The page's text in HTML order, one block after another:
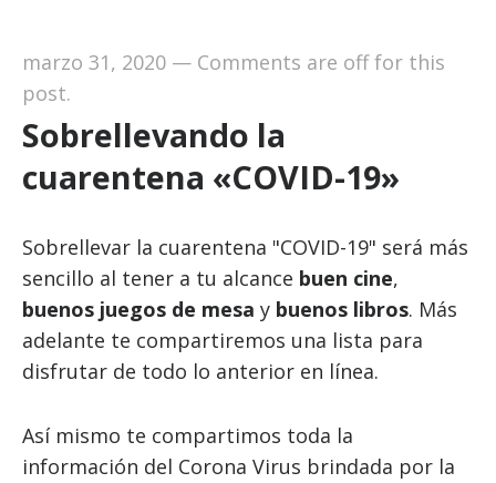
marzo 31, 2020— Comments are off for this
post.
Sobrellevando la
cuarentena «COVID-19»
Sobrellevar la cuarentena "COVID-19" será más
sencillo al tener a tu alcance buen cine,
buenos juegos de mesa y buenos libros. Más
adelante te compartiremos una lista para
disfrutar de todo lo anterior en línea.
Así mismo te compartimos toda la
información del Corona Virus brindada por la